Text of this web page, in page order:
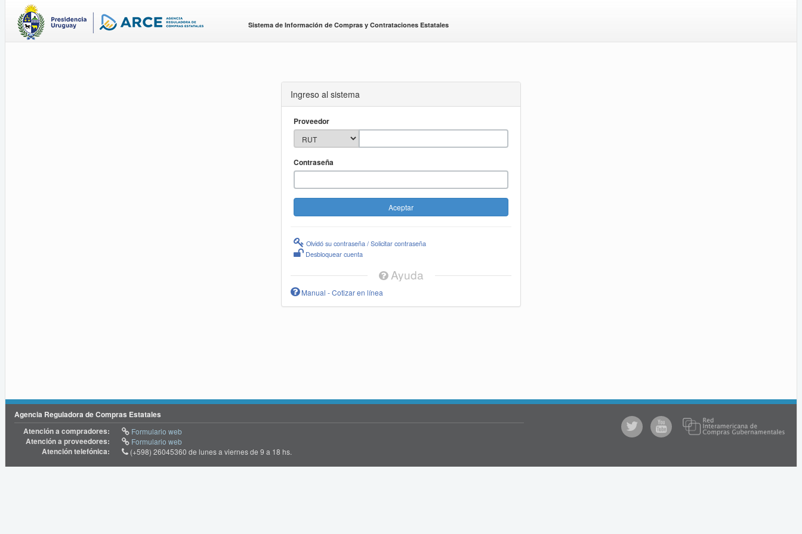
Sistema de Información de Compras y Contrataciones Estatales
Ingreso al sistema
Proveedor
Contraseña
Olvidó su contraseña / Solicitar contraseña
Desbloquear cuenta
Ayuda
Manual - Cotizar en línea
Agencia Reguladora de Compras Estatales
Atención a compradores:
Formulario web
Atención a proveedores: Formulario web
Atención telefónica: (+598) 26045360 de lunes a viernes de 9 a 18 hs.
@comprasgubuy
ACCE
Youtube